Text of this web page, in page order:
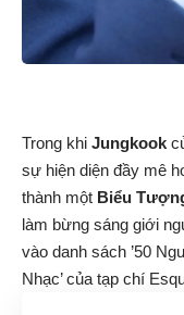
Trong khi Jungkook
sự hiện diện đầy mê
thành một Biểu
làm bừng sáng giới
vào danh sách ’50
Nhạc’ của tạp chí